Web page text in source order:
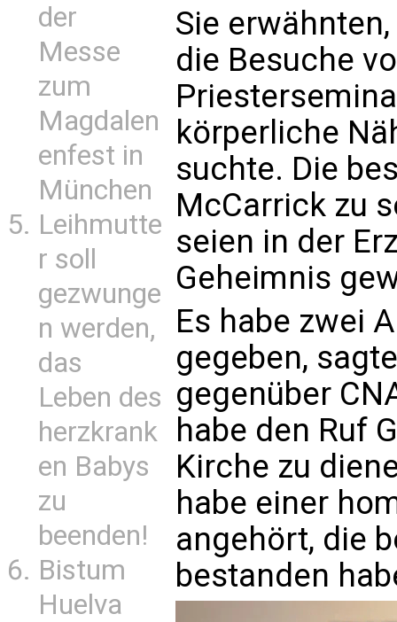
der
Messe
zum
Magdalen
enfest in
München
Leihmutte
r soll
gezwunge
n werden,
das
Leben des
herzkrank
en Babys
zu
beenden!
Bistum
Huelva
Sie
die Besuche
körperliche
suchte. Die
McCarrick zu
seien in der
Geheimnis
Es habe zwei
gegeben,
gegenüber
habe den Ruf
Kirche zu
habe einer
angehört, die
bestanden